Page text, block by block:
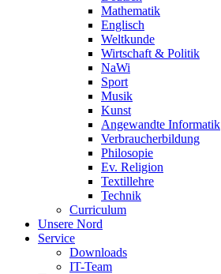
Mathematik
Englisch
Weltkunde
Wirtschaft & Politik
NaWi
Sport
Musik
Kunst
Angewandte Informatik
Verbraucherbildung
Philosopie
Ev. Religion
Textillehre
Technik
Curriculum
Unsere Nord
Service
Downloads
IT-Team